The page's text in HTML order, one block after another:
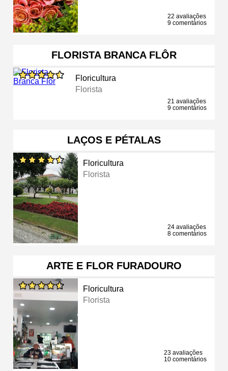
22 avaliações
9 comentários
FLORISTA BRANCA FLÔR
Floricultura
Florista
21 avaliações
9 comentários
LAÇOS E PÉTALAS
Floricultura
Florista
24 avaliações
8 comentários
ARTE E FLOR FURADOURO
Floricultura
Florista
23 avaliações
10 comentários